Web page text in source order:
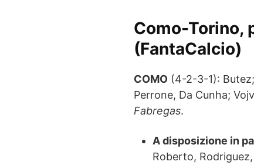
Como-Torino,
(FantaCalcio)
COMO (4-2-3-1):
Perrone, Da Cunha;
Fabregas.
A disposizione in
Roberto,